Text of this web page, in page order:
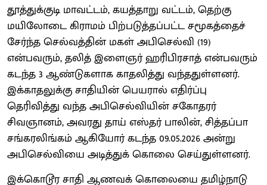
தூத்துக்குடி மாவட்டம், கயத்தாறு வட்டம், தெற்கு
மயிலோடை கிராமம் பிற்படுத்தப்பட்ட சமூகத்தைச்
சேர்ந்த செல்வத்தின் மகள் அபிசெல்வி (19)
என்பவரும், தலித் இளைஞர் ஹரிபிரசாத் என்பவரும்
கடந்த 3 ஆண்டுகளாக காதலித்து வந்ததுள்ளனர்.
இக்காதலுக்கு சாதியின் பெயரால் எதிர்ப்பு
தெரிவித்து வந்த அபிசெல்வியின் சகோதரர்
சிவஞானம், அவரது தாய் எஸ்தர் பாலின், சித்தப்பா
சங்கரலிங்கம் ஆகியோர் கடந்த 09.05.2026 அன்று
அபிசெல்வியை அடித்துக் கொலை செய்துள்ளனர்.
இக்கொடூர சாதி ஆணவக் கொலையை தமிழ்நாடு